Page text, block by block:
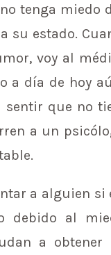
tenga
su estado.
voy al
a día de hoy
sentir que no
a un
a alguien si
debido al
a